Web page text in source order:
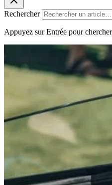
Rechercher
Appuyez sur Entrée pour